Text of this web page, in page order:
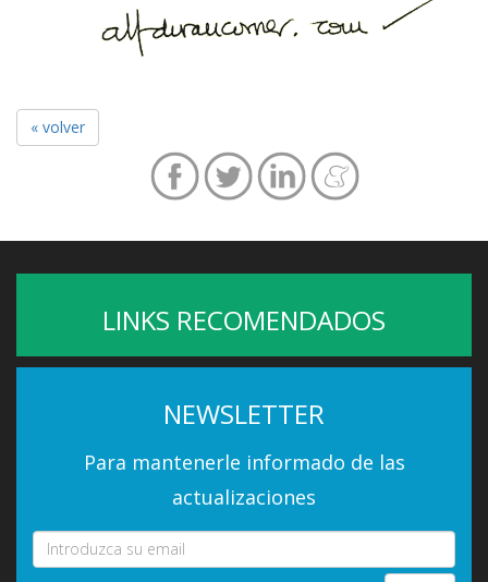
« volver
LINKS RECOMENDADOS
NEWSLETTER
Para mantenerle informado de las
actualizaciones